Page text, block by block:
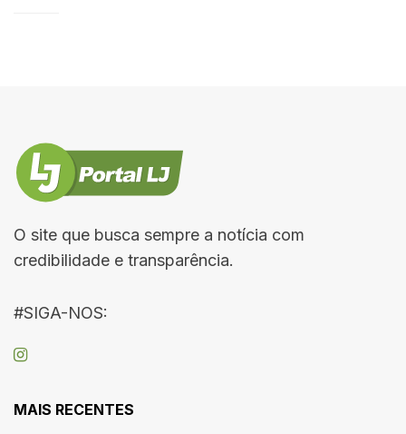
O site que busca sempre a notícia com
credibilidade e transparência.
#SIGA-NOS:
MAIS RECENTES